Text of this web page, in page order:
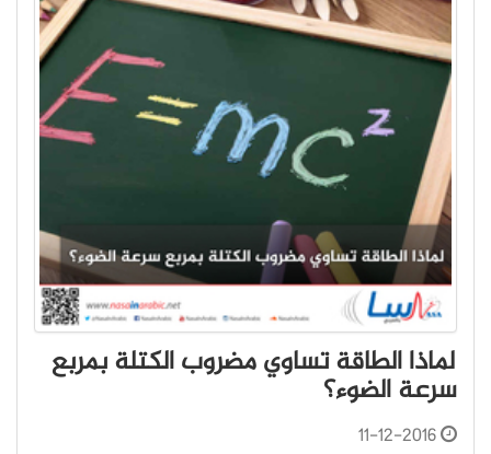
لماذا الطاقة تساوي مضروب الكتلة بمربع
سرعة الضوء؟
11-12-2016